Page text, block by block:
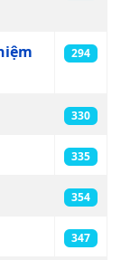
294
330
335
354
347